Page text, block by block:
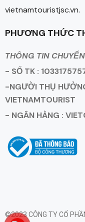
vietnamtouristjsc.vn.
PHƯƠNG THỨC
THÔNG TIN
- SỐ TK :
-NGƯỜI THỤ
VIETNAMTOURIST
- NGÂN HÀNG :
©2023 CÔNG TY CỔ